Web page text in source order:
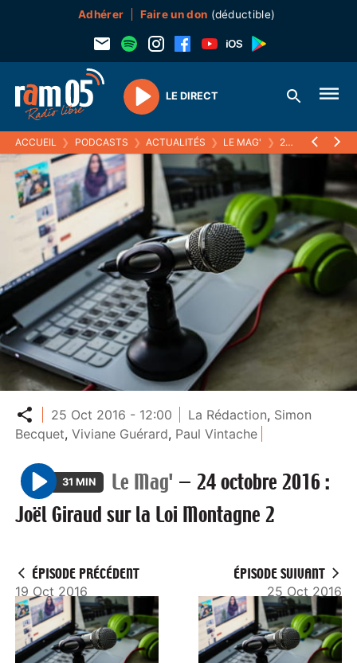
Adhérer Faire un don (déductible)
Play
LE DIRECT
ACCUEIL ❯ PODCASTS ❯ ACTUALITÉS ❯ LE MAG' ❯ 24 OCTOBRE 2016 : JOËL GIRAUD SUR LA LOI MONTAGNE 2
Partager
25 Oct 2016 - 12:00 La Rédaction, Simon
Becquet,Viviane Guérard, Paul Vintache
P
l
31 MIN Le Mag' — 24 octobre 2016 :
Joël Giraud sur la Loi Montagne 2
ÉPISODE PRÉCÉDENT
19 Oct 2016
ÉPISODE SUIVANT
25 Oct 2016